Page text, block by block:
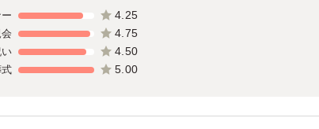
4.25
4.75
4.50
5.00